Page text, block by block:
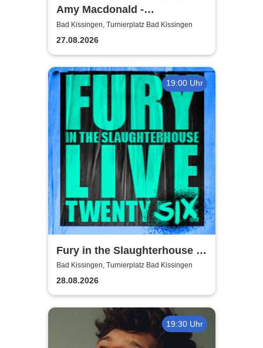
Amy Macdonald -
Sommershows 2026
Bad Kissingen, Turnierplatz Bad Kissingen
27.08.2026
19:00 Uhr
Fury in the Slaughterhouse -
Fury Live Twenty Six
Bad Kissingen, Turnierplatz Bad Kissingen
28.08.2026
19:30 Uhr